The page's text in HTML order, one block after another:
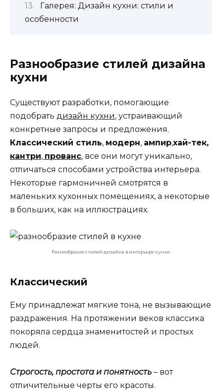
Галерея: Дизайн кухни: стили и
особенности
Разнообразие стилей дизайна
кухни
Существуют разработки, помогающие
подобрать дизайн кухни, устраивающий
конкретные запросы и предложения.
Классический стиль, модерн, ампир,хай-тек,
кантри, прованс, все они могут уникально,
отличаться способами устройства интерьера.
Некоторые гармоничней смотрятся в
маленьких кухонных помещениях, а некоторые
в больших, как на иллюстрациях.
Разнообразие стилей дизайна в интерьере кухни.
Классический
Ему принадлежат мягкие тона, не вызывающие
раздражения. На протяжении веков классика
покоряла сердца знаменитостей и простых
людей.
Строгость, простота и понятность – вот
отличительные черты его красоты.